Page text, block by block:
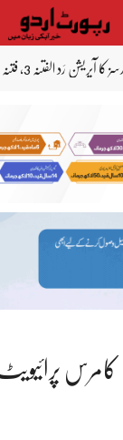
کی درخواست ڈپٹی کمشنر
کامرس